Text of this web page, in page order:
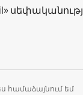
համաձայնում եմ